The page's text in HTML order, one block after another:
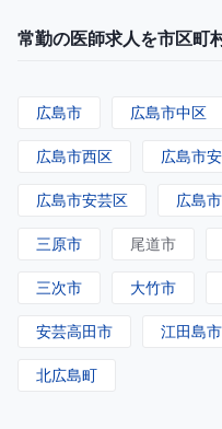
常勤の医師求人を市区町
広島市 広島市中区
広島市西区 広島市
広島市安芸区 広島
三原市 尾道市
三次市 大竹市
安芸高田市 江田島市
北広島町